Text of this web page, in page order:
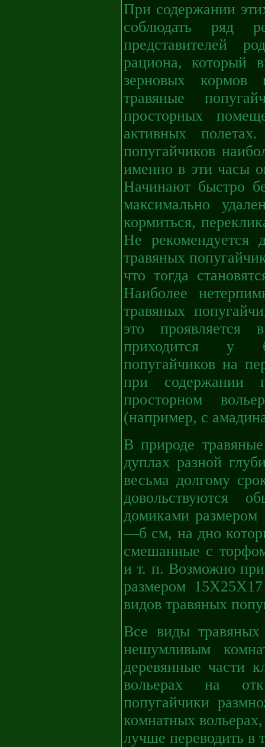
При содержании
соблюдать ряд
представителей
рациона, который
зерновых кормов
травяные
просторных
активных
попугайчиков
именно в эти часы
Начинают быстро
максимально
кормиться,
Не рекомендуется
травяных
что тогда
Наиболее
травяных
это проявляется
приходится у
попугайчиков на
при содержании
просторном
(например, с
В природе
дуплах разной
весьма долгому
довольствуются
домиками
—б см, на дно
смешанные с
и т. п. Возможно
размером
видов травяных
Все виды травяных
нешумливым
деревянные части
вольерах на
попугайчики
комнатных
лучше переводить в